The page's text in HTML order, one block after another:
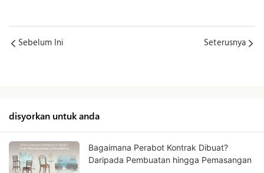
Sebelum Ini Seterusnya
disyorkan untuk anda
Bagaimana Perabot Kontrak Dibuat?
Daripada Pembuatan hingga Pemasangan